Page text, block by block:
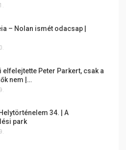
– Nolan ismét odacsap |
elfelejtette Peter Parkert, csak a
nem |…
34. | A
park